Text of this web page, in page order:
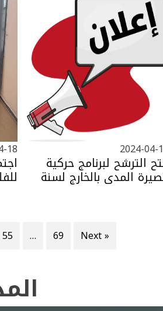
18 2024-04-
الترشح لبرنامج حركية
المدى بالخارج لسنة
2024 (فئة المستخدمين
55 … 69 Next »